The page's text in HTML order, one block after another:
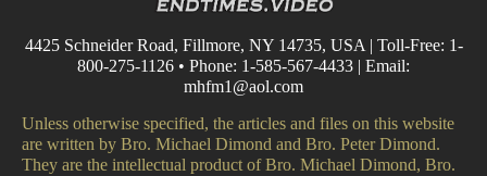
4425 Schneider Road, Fillmore, NY 14735, USA | Toll-Free: 1-
800-275-1126 • Phone: 1-585-567-4433 | Email:
mhfm1@aol.com
Unless otherwise specified, the articles and files on this website
are written by Bro. Michael Dimond and Bro. Peter Dimond.
They are the intellectual product of Bro. Michael Dimond, Bro.